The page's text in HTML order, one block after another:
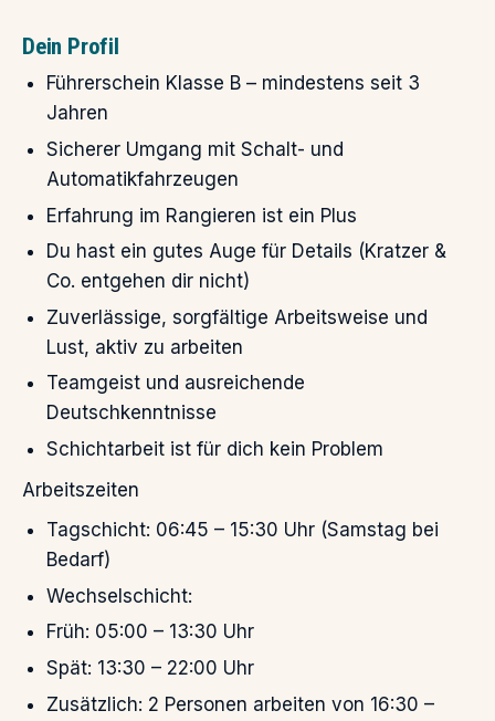
Dein Profil
Führerschein Klasse B – mindestens seit 3
Jahren
Sicherer Umgang mit Schalt- und
Automatikfahrzeugen
Erfahrung im Rangieren ist ein Plus
Du hast ein gutes Auge für Details (Kratzer &
Co. entgehen dir nicht)
Zuverlässige, sorgfältige Arbeitsweise und
Lust, aktiv zu arbeiten
Teamgeist und ausreichende
Deutschkenntnisse
Schichtarbeit ist für dich kein Problem
Arbeitszeiten
Tagschicht: 06:45 – 15:30 Uhr (Samstag bei
Bedarf)
Wechselschicht:
Früh: 05:00 – 13:30 Uhr
Spät: 13:30 – 22:00 Uhr
Zusätzlich: 2 Personen arbeiten von 16:30 –